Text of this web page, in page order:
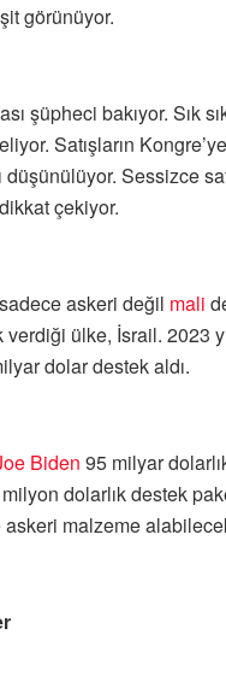
görünüyor.
şüpheci bakıyor. Sık
Satışların
düşünülüyor. Sessizce
çekiyor.
askeri değil mali
ülke, İsrail. 2023
dolar destek aldı.
Biden 95 milyar
dolarlık destek
malzeme